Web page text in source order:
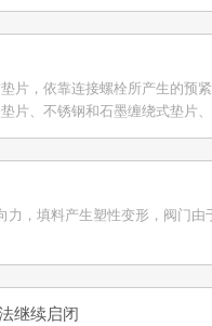
片，依靠连接螺栓所产生的预
片、不锈钢和石墨缠绕式垫片
，填料产生塑性变形，阀门
继续启闭